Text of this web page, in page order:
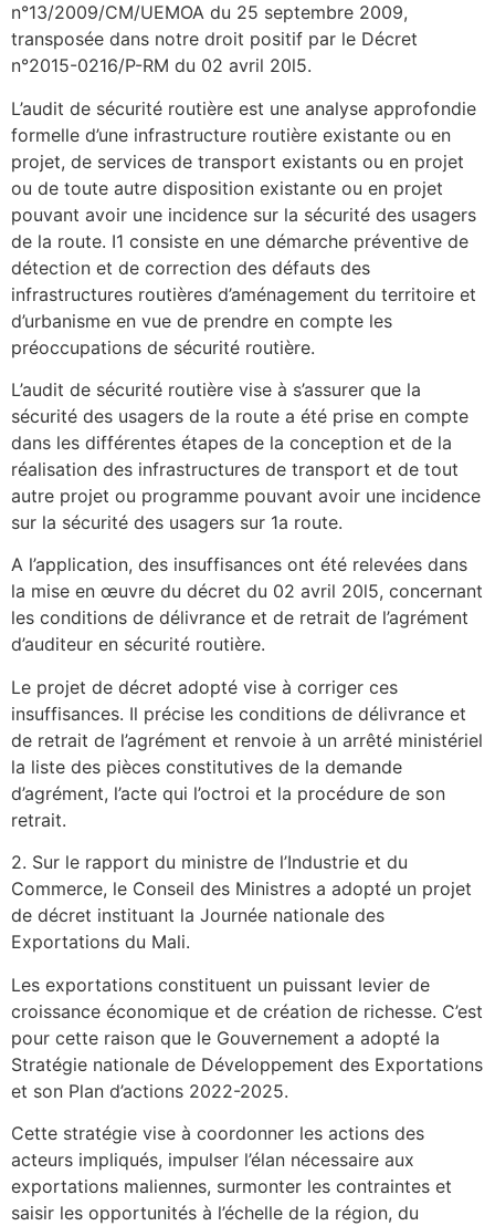
n°13/2009/CM/UEMOA du 25 septembre 2009,
transposée dans notre droit positif par le Décret
n°2015-0216/P-RM du 02 avril 20l5.
L’audit de sécurité routière est une analyse approfondie
formelle d’une infrastructure routière existante ou en
projet, de services de transport existants ou en projet
ou de toute autre disposition existante ou en projet
pouvant avoir une incidence sur la sécurité des usagers
de la route. I1 consiste en une démarche préventive de
détection et de correction des défauts des
infrastructures routières d’aménagement du territoire et
d’urbanisme en vue de prendre en compte les
préoccupations de sécurité routière.
L’audit de sécurité routière vise à s’assurer que la
sécurité des usagers de la route a été prise en compte
dans les différentes étapes de la conception et de la
réalisation des infrastructures de transport et de tout
autre projet ou programme pouvant avoir une incidence
sur la sécurité des usagers sur 1a route.
A l’application, des insuffisances ont été relevées dans
la mise en œuvre du décret du 02 avril 20l5, concernant
les conditions de délivrance et de retrait de l’agrément
d’auditeur en sécurité routière.
Le projet de décret adopté vise à corriger ces
insuffisances. Il précise les conditions de délivrance et
de retrait de l’agrément et renvoie à un arrêté ministériel
la liste des pièces constitutives de la demande
d’agrément, l’acte qui l’octroi et la procédure de son
retrait.
2. Sur le rapport du ministre de l’Industrie et du
Commerce, le Conseil des Ministres a adopté un projet
de décret instituant la Journée nationale des
Exportations du Mali.
Les exportations constituent un puissant levier de
croissance économique et de création de richesse. C’est
pour cette raison que le Gouvernement a adopté la
Stratégie nationale de Développement des Exportations
et son Plan d’actions 2022-2025.
Cette stratégie vise à coordonner les actions des
acteurs impliqués, impulser l’élan nécessaire aux
exportations maliennes, surmonter les contraintes et
saisir les opportunités à l’échelle de la région, du